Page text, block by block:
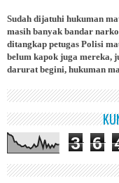
Sudah dijatuhi hukuman
masih banyak bandar
ditangkap petugas Polisi
belum kapok juga mereka,
darurat begini, hukuman
3 6